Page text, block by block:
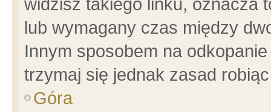
lub wymagany czas między
Innym sposobem na
trzymaj się jednak zasad
Góra